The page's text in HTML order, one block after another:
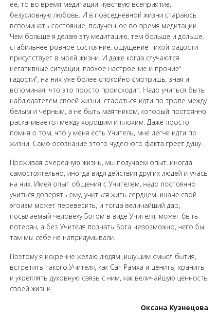
её, то во время медитации чувствую всеприятие,
безусловную любовь. И в повседневной жизни стараюсь
вспоминать состояние, полученное во время медитации.
Чем больше я делаю эту медитацию, тем больше и дольше,
стабильнее ровное состояние, ощущение тихой радости
присутствует в моей жизни. И даже когда случаются
негативные ситуации, плохое настроение и прочие"
гадости", на них уже более спокойно смотришь, зная и
вспоминая, что это просто происходит. Надо учиться быть
наблюдателем своей жизни, стараться идти по тропе между
белым и чёрным, а не быть маятником, который постоянно
раскачивается между хорошим и плохим. Даже просто
помня о том, что у меня есть Учитель, мне легче идти по
жизни. Само осознание этого чудесного факта греет душу...
Проживая очередную жизнь, мы получаем опыт, иногда
самостоятельно, иногда видя действия других людей и учась
на них. Имея опыт общения с Учителем, надо постоянно
учиться доверять ему, учиться жить сердцем, иначе свой
эгоизм может перевесить, и тогда величайший дар,
посылаемый человеку Богом в виде Учителя, может быть
потерян, а без Учителя познать Бога невозможно, чего бы
там мы себе не напридумывали.
Поэтому я искренне желаю людям ,ищущим смысл бытия,
встретить такого Учителя, как Сат Рамха и ценить, хранить
и укреплять духовную связь с ним, как величайшую ценность
своей жизни.
Оксана Кузнецова